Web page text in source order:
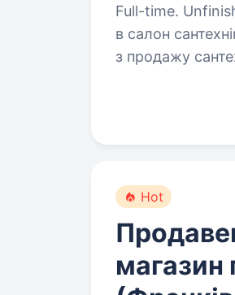
Full-time. Unfinished higher
в салон сантехніки. Вимоги: Порядний,
з продажу
Hot
магазин